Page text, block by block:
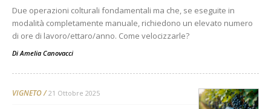
Due operazioni colturali fondamentali ma che, se eseguite in
modalità completamente manuale, richiedono un elevato numero
di ore di lavoro/ettaro/anno. Come velocizzarle?
DiAmelia Canovacci
VIGNETO 21 Ottobre 2025